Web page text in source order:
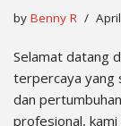
by Benny R
Selamat datang
terpercaya yang
dan
profesional,